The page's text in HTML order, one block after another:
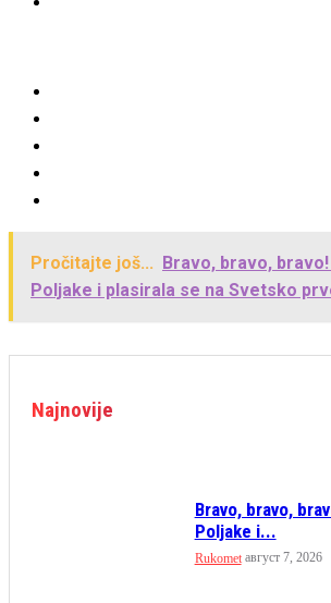
Pročitajte još... Bravo, bravo,
Poljake i plasirala se na Svetsko
Najnovije
Bravo, bravo,
Poljake i...
Rukomet август 7, 2026